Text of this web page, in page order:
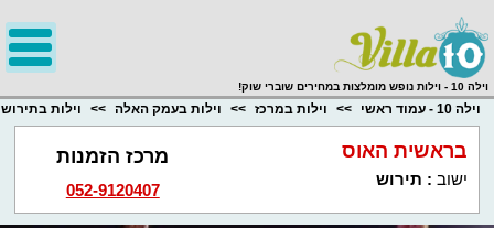
וילה 10 - וילות נופש מומלצות במחירים שוברי שוק!
וילה 10 - עמוד ראשי וילות במרכז וילות בעמק האלה וילות בתירוש
בראשית האוס
ישוב : תירוש
מרכז הזמנות
052-9120407